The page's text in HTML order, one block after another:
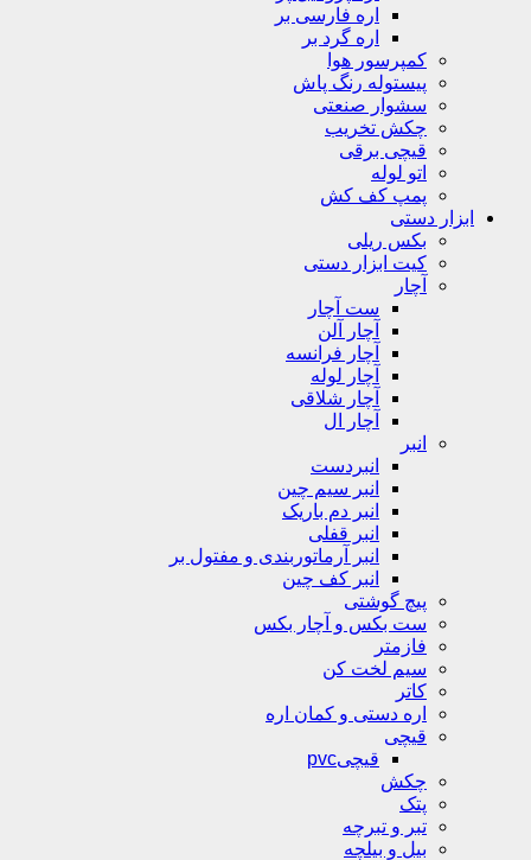
اره فارسی بر
اره گرد بر
کمپرسور هوا
پیستوله رنگ پاش
سشوار صنعتی
چکش تخریب
قیچی برقی
اتو لوله
پمپ کف کش
ابزار دستی
بکس ریلی
کیت ابزار دستی
آچار
ست آچار
آچار آلن
آچار فرانسه
آچار لوله
آچار شلاقی
آچار ال
انبر
انبردست
انبر سیم چین
انبر دم باریک
انبر قفلی
انبر آرماتوربندی و مفتول بر
انبر کف چین
پیچ گوشتی
ست بکس و آچار بکس
فازمتر
سیم لخت کن
کاتر
اره دستی و کمان اره
قیچی
قیچیpvc
چکش
پتک
تبر و تبرچه
بیل و بیلچه